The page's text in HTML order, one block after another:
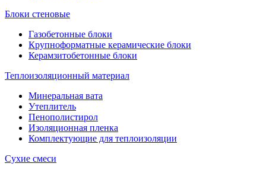
Блоки стеновые
Газобетонные блоки
Крупноформатные керамические блоки
Керамзитобетонные блоки
Теплоизоляционный материал
Минеральная вата
Утеплитель
Пенополистирол
Изоляционная пленка
Комплектующие для теплоизоляции
Сухие смеси